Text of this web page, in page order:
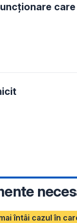
întâi cazul în